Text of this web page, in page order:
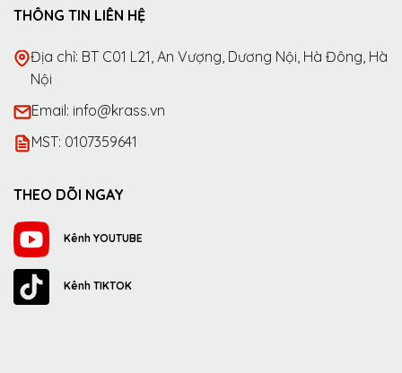
THÔNG TIN LIÊN HỆ
Địa chỉ: BT C01 L21, An Vượng, Dương Nội, Hà Đông, Hà
Nội
Email: info@krass.vn
MST: 0107359641
THEO DÕI NGAY
Kênh YOUTUBE
Kênh TIKTOK